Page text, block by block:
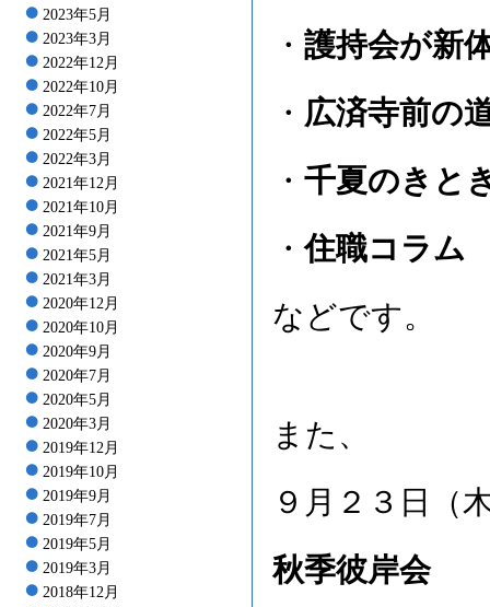
2023年5月
2023年3月
2022年12月
2022年10月
2022年7月
2022年5月
2022年3月
2021年12月
2021年10月
2021年9月
2021年5月
2021年3月
2020年12月
2020年10月
2020年9月
2020年7月
2020年5月
2020年3月
2019年12月
2019年10月
2019年9月
2019年7月
2019年5月
2019年3月
2018年12月
・ 護持会が新
・ 広済寺前の
・ 千夏のきと
・住職コラム
などです。
また、
９月２３日（
秋季彼岸会